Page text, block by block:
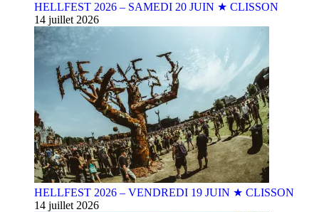
HELLFEST 2026 – SAMEDI 20 JUIN ★ CLISSON
14 juillet 2026
HELLFEST 2026 – VENDREDI 19 JUIN ★ CLISSON
14 juillet 2026